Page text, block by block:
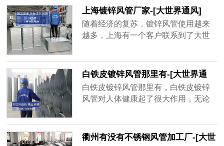
大一点的地方用角钢法兰风管，共板
风管为了不影响到后期使用效果，需
要增强共板风管密封性、抗压强度，
质量好的共板风管不容易坏，不会漏
很多电费。
上海镀锌风管厂家-[大世界通风]
随着经济的复苏，镀锌风管使用越来
越多，上海有一个客户联系到了大世
理，新一轮生产要等15天之后才能发
货，客户还等着用呢，于是找到大世
界通风，地处无锡，离工地不远，并
且确保3天出货，客户在验证以后很快
白铁皮镀锌风管那里有-[大世界通
风]
白铁皮镀锌风管那里有，白铁皮镀锌
风管对人体健康起了很大作用，无论
集，要全天不停运转，因此白铁皮镀
衢州有没有不锈钢风管加工厂-[大世